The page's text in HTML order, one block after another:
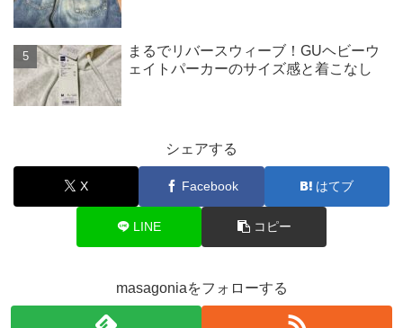
まるでリバースウィーブ！GUヘビーウ
ェイトパーカーのサイズ感と着こなし
シェアする
X Facebook はてブ
LINE コピー
masagoniaをフォローする